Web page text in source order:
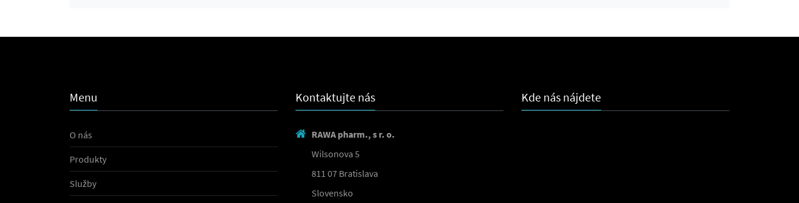
Menu
O nás
Produkty
Služby
Kontaktujte nás
RAWA pharm., s r. o.
Wilsonova 5
811 07 Bratislava
Slovensko
Kde nás nájdete